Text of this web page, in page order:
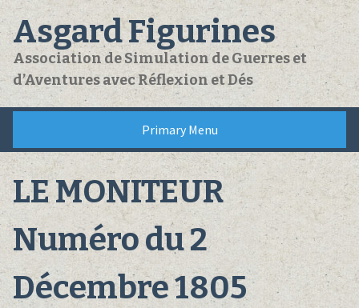
Skip
to
content
Asgard Figurines
Association de Simulation de Guerres et
d’Aventures avec Réflexion et Dés
Primary Menu
LE MONITEUR
Numéro du 2
Décembre 1805